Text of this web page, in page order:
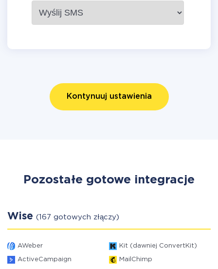
Kontynuuj ustawienia
Pozostałe gotowe integracje
Wise (167 gotowych złączy)
AWeber Kit (dawniej ConvertKit)
ActiveCampaign MailChimp